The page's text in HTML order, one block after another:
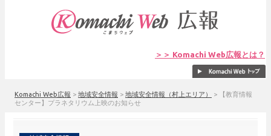
＞＞ Komachi Web広報とは？
Komachi Web広報 > 地域安全情報 > 地域安全情報（村上エリア） >
【教育情報
センター】プラネタリウム上映のお知らせ